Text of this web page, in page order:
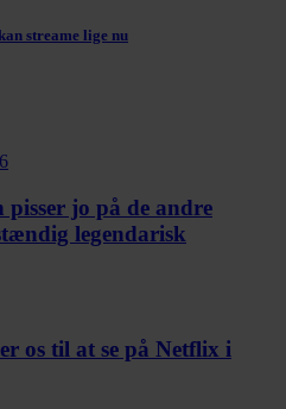
streame lige nu
pisser jo på de andre
legendarisk
os til at se på Netflix i